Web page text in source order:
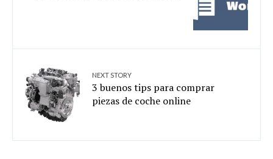
NEXT STORY
3 buenos tips para comprar
piezas de coche online